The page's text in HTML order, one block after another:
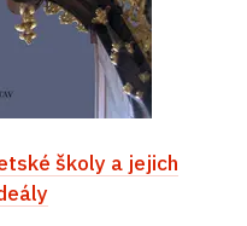
školy a jejich